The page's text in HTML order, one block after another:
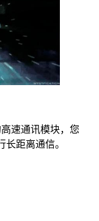
速通讯模块，您
距离通信。